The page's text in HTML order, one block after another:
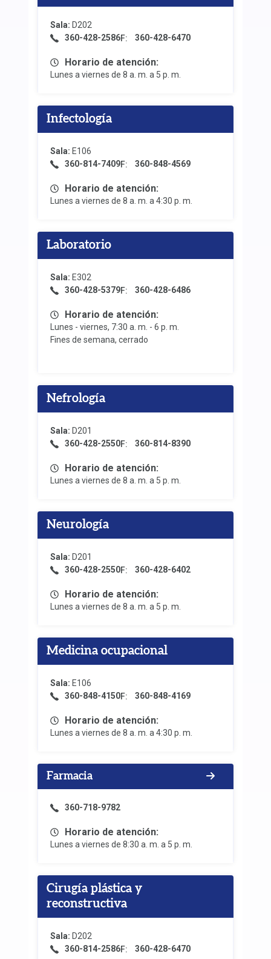
Sala: D202
360-428-2586F: 360-428-6470
Horario de atención:
Lunes a viernes de 8 a. m. a 5 p. m.
Infectología
Sala: E106
360-814-7409F: 360-848-4569
Horario de atención:
Lunes a viernes de 8 a. m. a 4:30 p. m.
Laboratorio
Sala: E302
360-428-5379F: 360-428-6486
Horario de atención:
Lunes - viernes, 7:30 a. m. - 6 p. m.
Fines de semana, cerrado
Nefrología
Sala: D201
360-428-2550F: 360-814-8390
Horario de atención:
Lunes a viernes de 8 a. m. a 5 p. m.
Neurología
Sala: D201
360-428-2550F: 360-428-6402
Horario de atención:
Lunes a viernes de 8 a. m. a 5 p. m.
Medicina ocupacional
Sala: E106
360-848-4150F: 360-848-4169
Horario de atención:
Lunes a viernes de 8 a. m. a 4:30 p. m.
Farmacia
360-718-9782
Horario de atención:
Lunes a viernes de 8:30 a. m. a 5 p. m.
Cirugía plástica y
reconstructiva
Sala: D202
360-814-2586F: 360-428-6470